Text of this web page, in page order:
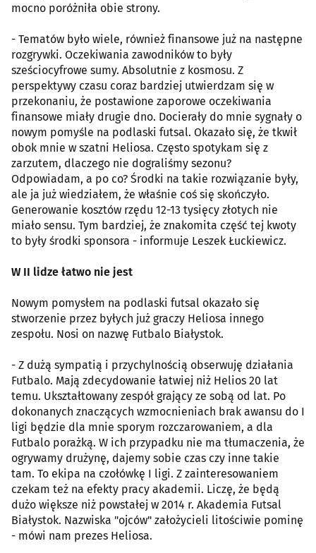
mocno poróżniła obie strony.
- Tematów było wiele, również finansowe już na następne
rozgrywki. Oczekiwania zawodników to były
sześciocyfrowe sumy. Absolutnie z kosmosu. Z
perspektywy czasu coraz bardziej utwierdzam się w
przekonaniu, że postawione zaporowe oczekiwania
finansowe miały drugie dno. Docierały do mnie sygnały o
nowym pomyśle na podlaski futsal. Okazało się, że tkwił
obok mnie w szatni Heliosa. Często spotykam się z
zarzutem, dlaczego nie dograliśmy sezonu?
Odpowiadam, a po co? Środki na takie rozwiązanie były,
ale ja już wiedziałem, że właśnie coś się skończyło.
Generowanie kosztów rzędu 12-13 tysięcy złotych nie
miało sensu. Tym bardziej, że znakomita część tej kwoty
to były środki sponsora - informuje Leszek Łuckiewicz.
W II lidze łatwo nie jest
Nowym pomysłem na podlaski futsal okazało się
stworzenie przez byłych już graczy Heliosa innego
zespołu. Nosi on nazwę Futbalo Białystok.
- Z dużą sympatią i przychylnością obserwuję działania
Futbalo. Mają zdecydowanie łatwiej niż Helios 20 lat
temu. Ukształtowany zespół grający ze sobą od lat. Po
dokonanych znaczących wzmocnieniach brak awansu do I
ligi będzie dla mnie sporym rozczarowaniem, a dla
Futbalo porażką. W ich przypadku nie ma tłumaczenia, że
ogrywamy drużynę, dajemy sobie czas czy inne takie
tam. To ekipa na czołówkę I ligi. Z zainteresowaniem
czekam też na efekty pracy akademii. Liczę, że będą
dużo większe niż powstałej w 2014 r. Akademia Futsal
Białystok. Nazwiska "ojców" założycieli litościwie pominę
- mówi nam prezes Heliosa.